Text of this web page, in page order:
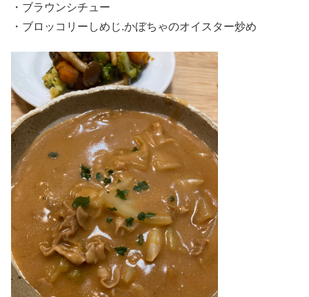
・ブラウンシチュー
・ブロッコリーしめじ.かぼちゃのオイスター炒め